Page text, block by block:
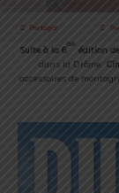
Partager
Suite à la 6
ème
édition
dans la Drôme,
accessoires de